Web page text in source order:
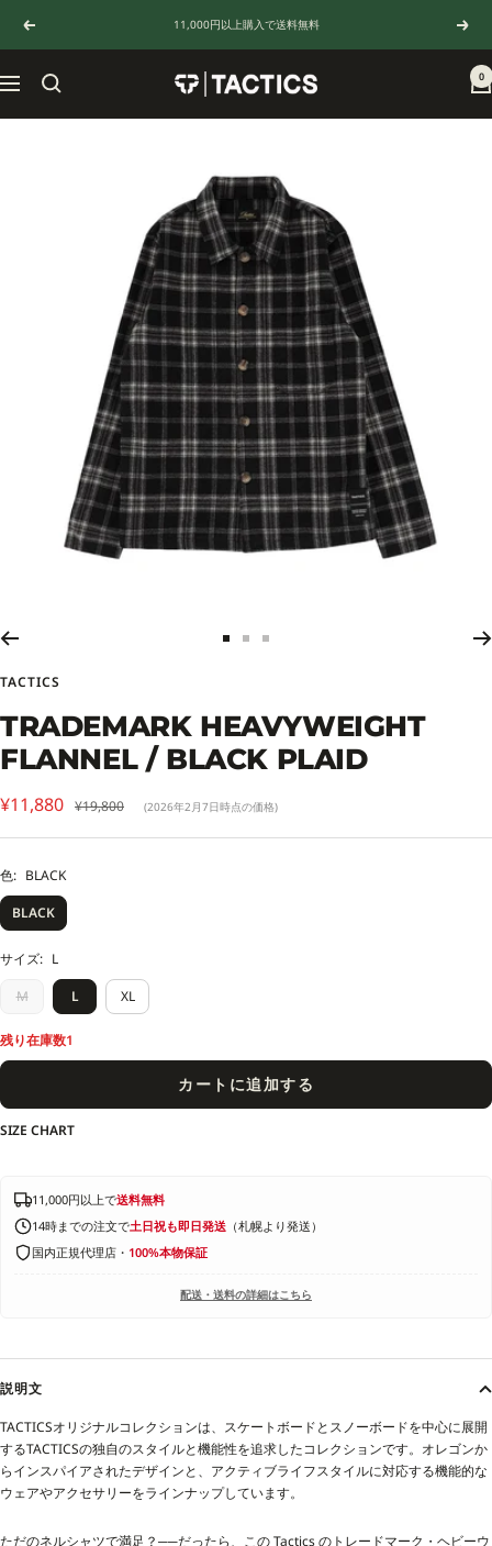
テ
ン
ツ
へ
戻
る
11,000円以上購入で送料無料
次
へ
ナ
TACTICS
JAPAN
0
ス
ド
に
移
1
ス
ド
に
移
2
ス
ド
に
移
3
TACTICS
TRADEMARK HEAVYWEIGHT
FLANNEL / BLACK PLAID
セ
ー
価
格
¥11,880 通
¥19,800 (2026年2月7日時点の価格)
色: BLACK
BLACK
サイズ: L
M
L XL
残り在庫数1
カートに追加する
SIZE CHART
11,000円以上で送料無料
14時までの注文で土日祝も即日発送 （札幌より発送）
国内正規代理店・ 100%本物保証
配送・送料の詳細はこちら
説明文
TACTICSオリジナルコレクションは、スケートボードとスノーボードを中心に展開
するTACTICSの独自のスタイルと機能性を追求したコレクションです。オレゴンか
らインスパイアされたデザインと、アクティブライフスタイルに対応する機能的な
ウェアやアクセサリーをラインナップしています。
ただのネルシャツで満足？──だったら、この Tactics のトレードマーク・ヘビーウ